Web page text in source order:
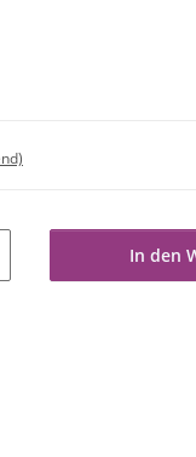
In den